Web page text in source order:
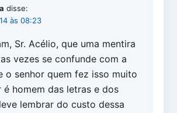
disse:
às 08:23
Sr. Acélio, que uma mentira
vezes se confunde com a
o senhor quem fez isso muito
é homem das letras e dos
lembrar do custo dessa